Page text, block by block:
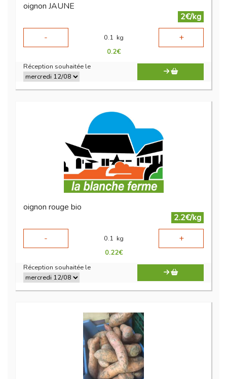
oignon JAUNE
2€/kg
-
0.1 kg +
0.2€
Réception souhaitée le
oignon rouge bio
2.2€/kg
-
0.1 kg +
0.22€
Réception souhaitée le